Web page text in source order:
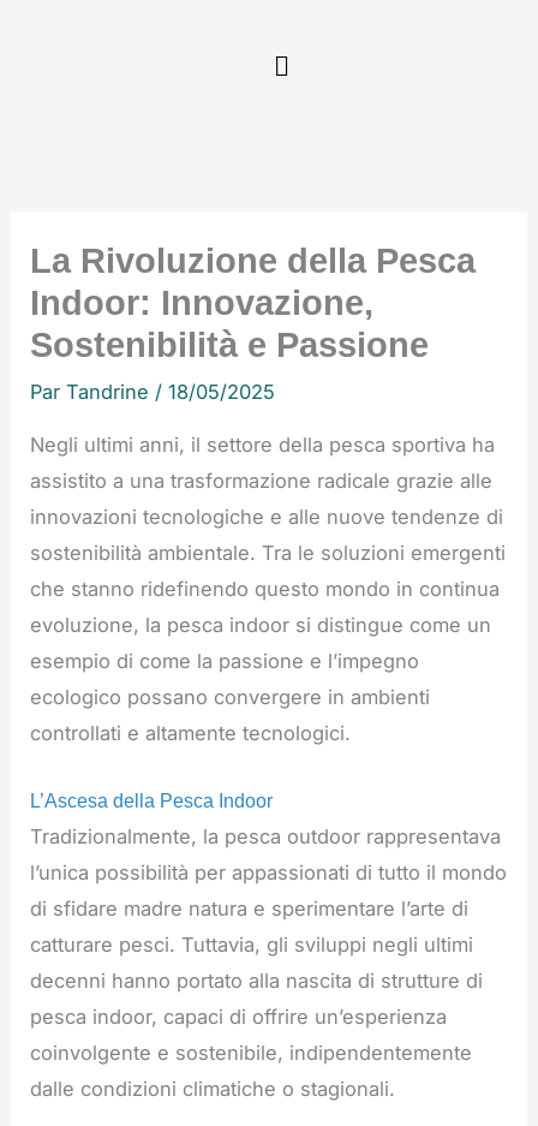
La Rivoluzione della Pesca
Indoor: Innovazione,
Sostenibilità e Passione
ParTandrine /18/05/2025
Negli ultimi anni, il settore della pesca sportiva ha
assistito a una trasformazione radicale grazie alle
innovazioni tecnologiche e alle nuove tendenze di
sostenibilità ambientale. Tra le soluzioni emergenti
che stanno ridefinendo questo mondo in continua
evoluzione, la pesca indoor si distingue come un
esempio di come la passione e l’impegno
ecologico possano convergere in ambienti
controllati e altamente tecnologici.
L’Ascesa della Pesca Indoor
Tradizionalmente, la pesca outdoor rappresentava
l’unica possibilità per appassionati di tutto il mondo
di sfidare madre natura e sperimentare l’arte di
catturare pesci. Tuttavia, gli sviluppi negli ultimi
decenni hanno portato alla nascita di strutture di
pesca indoor, capaci di offrire un’esperienza
coinvolgente e sostenibile, indipendentemente
dalle condizioni climatiche o stagionali.